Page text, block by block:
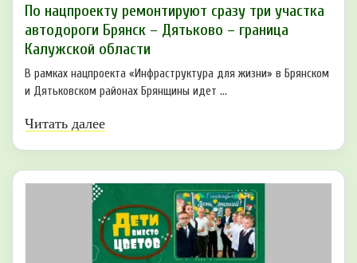
По нацпроекту ремонтируют сразу три участка
автодороги Брянск – Дятьково – граница
Калужской области
В рамках нацпроекта «Инфраструктура для жизни» в Брянском
и Дятьковском районах Брянщины идет ...
Читать далее